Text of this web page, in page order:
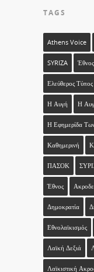
TAGS
Athens Voice
SYRIZA
Ελεύθερος Τύπος
Η Αυγή Η
Η Εφημερίδα
Καθημερινή
ΠΑΣΟΚ
Έθνος
Δημοκρατία
Εθνολαϊκισμός
Λαϊκή Δεξιά
Λαϊκιστική